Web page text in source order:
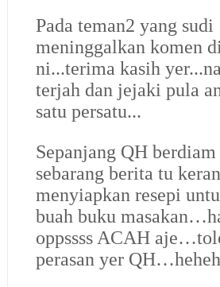
Pada teman2 yang sudi
meninggalkan komen
ni...terima kasih
terjah dan jejaki pula
satu persatu...
Sepanjang QH
sebarang berita tu
menyiapkan resepi
buah buku
oppssss ACAH
perasan yer